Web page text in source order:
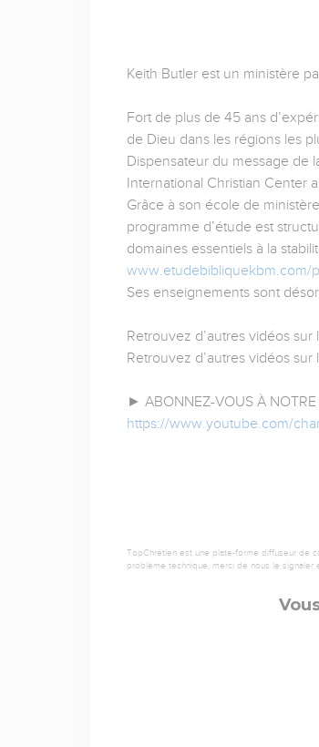
Keith Butler est un ministère
Fort de plus de 45 ans
de Dieu dans les régions les
Dispensateur du message de
International Christian Center
Grâce à son école de
programme d’étude est
domaines essentiels à la
www.etudebibliquekbm.com/
Ses enseignements sont
Retrouvez d’autres vidéos
Retrouvez d’autres vidéos
► ABONNEZ-VOUS À
https://www.youtube.com/
TopChrétien est une plate-forme diffuseur de
problème technique, merci de nous le signaler